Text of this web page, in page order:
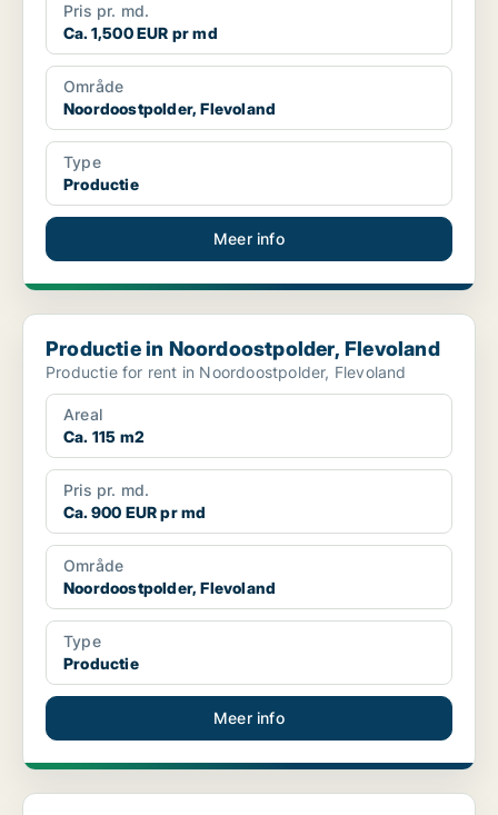
Pris pr. md.
Ca. 1,500 EUR pr md
Område
Noordoostpolder, Flevoland
Type
Productie
Meer info
Productie in Noordoostpolder, Flevoland
Productie in Noordoostpolder, Flevoland
Productie for rent in Noordoostpolder, Flevoland
Areal
Ca. 115 m2
Pris pr. md.
Ca. 900 EUR pr md
Område
Noordoostpolder, Flevoland
Type
Productie
Meer info
Commercial property in Almere, Flevoland